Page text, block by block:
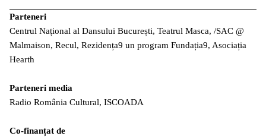
Parteneri
Centrul Național al Dansului București, Teatrul Masca, /SAC @
Malmaison, Recul, Rezidența9 un program Fundația9, Asociația
Hearth
Parteneri media
Radio România Cultural, ISCOADA
Co-finanțat de